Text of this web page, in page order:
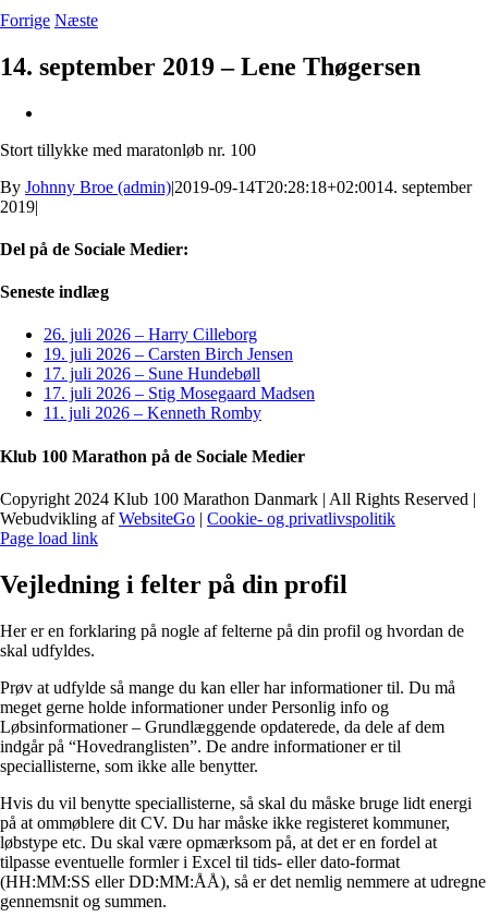
Forrige Næste
14. september 2019 – Lene Thøgersen
billede
Stort tillykke med maratonløb nr. 100
By Johnny Broe (admin)|2019-09-14T20:28:18+02:0014. september
2019|
Del på de Sociale Medier:
Facebook
X
LinkedIn
Pinterest
E-
Seneste indlæg
26. juli 2026 – Harry Cilleborg
19. juli 2026 – Carsten Birch Jensen
17. juli 2026 – Sune Hundebøll
17. juli 2026 – Stig Mosegaard Madsen
11. juli 2026 – Kenneth Romby
Klub 100 Marathon på de Sociale Medier
Copyright 2024 Klub 100 Marathon Danmark | All Rights Reserved |
Webudvikling afWebsiteGo | Cookie- og privatlivspolitik
Page load link
Vejledning i felter på din profil
Her er en forklaring på nogle af felterne på din profil og hvordan de
skal udfyldes.
Prøv at udfylde så mange du kan eller har informationer til. Du må
meget gerne holde informationer under Personlig info og
Løbsinformationer – Grundlæggende opdaterede, da dele af dem
indgår på “Hovedranglisten”. De andre informationer er til
speciallisterne, som ikke alle benytter.
Hvis du vil benytte speciallisterne, så skal du måske bruge lidt energi
på at ommøblere dit CV. Du har måske ikke registeret kommuner,
løbstype etc. Du skal være opmærksom på, at det er en fordel at
tilpasse eventuelle formler i Excel til tids- eller dato-format
(HH:MM:SS eller DD:MM:ÅÅ), så er det nemlig nemmere at udregne
gennemsnit og summen.